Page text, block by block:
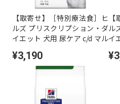
【取寄せ】［特別療法食］ヒ
ルズ プリスクリプション・ダ
イエット 犬用 尿ケア c/d マル
¥3,190
ル
イ